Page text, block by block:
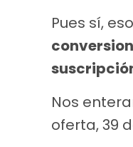
Pues sí,
Nos
oferta, 39